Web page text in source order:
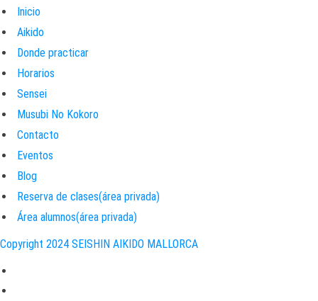
Inicio
Aikido
Donde practicar
Horarios
Sensei
Musubi No Kokoro
Contacto
Eventos
Blog
Reserva de clases(área privada)
Área alumnos(área privada)
Copyright 2024 SEISHIN AIKIDO MALLORCA